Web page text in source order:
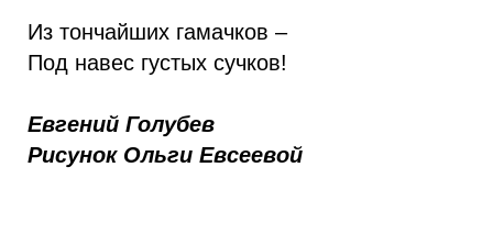
Из тончайших гамачков –
Под навес густых сучков!
Евгений Голубев
Рисунок Ольги Евсеевой